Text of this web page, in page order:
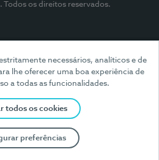
necessários, analíticos e de
lhe oferecer uma boa experiência de
a todas as funcionalidades.
todos os cookies
preferências
Todos os direitos reservados.